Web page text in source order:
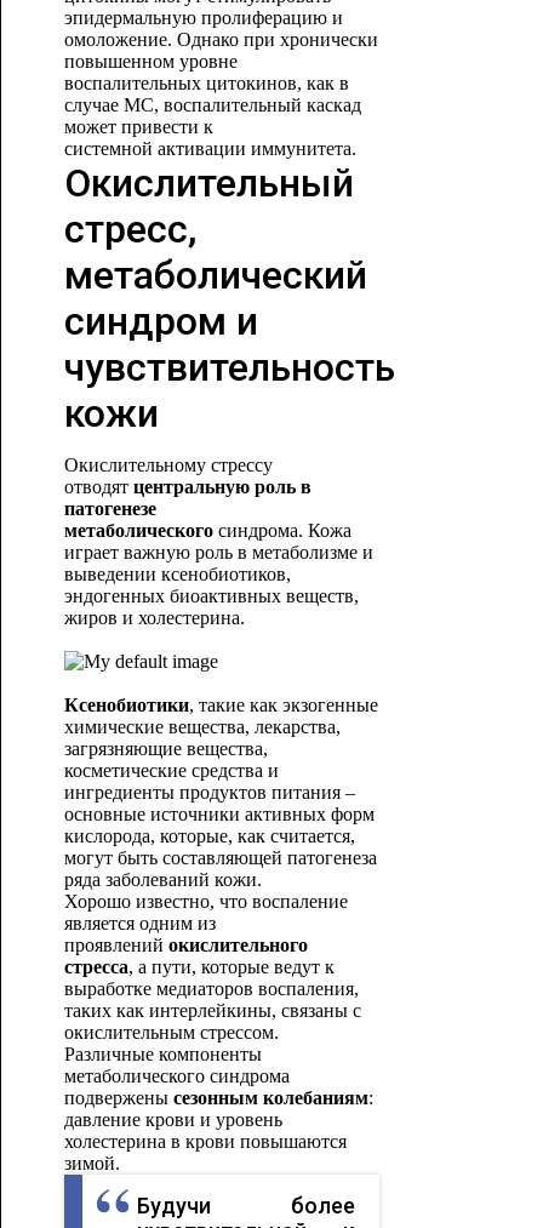
эпидермальную пролиферацию и
омоложение. Однако при хронически
повышенном уровне
воспалительных цитокинов, как в
случае МС, воспалительный каскад
может привести к
системной активации иммунитета.
Окислительный
стресс,
метаболический
синдром и
чувствительность
кожи
Окислительному стрессу
отводят центральную роль в
патогенезе
метаболическогосиндрома. Кожа
играет важную роль в метаболизме и
выведении ксенобиотиков,
эндогенных биоактивных веществ,
жиров и холестерина.
Ксенобиотики, такие как экзогенные
химические вещества, лекарства,
загрязняющие вещества,
косметические средства и
ингредиенты продуктов питания –
основные источники активных форм
кислорода, которые, как считается,
могут быть составляющей патогенеза
ряда заболеваний кожи.
Хорошо известно, что воспаление
является одним из
проявлений окислительного
стресса, а пути, которые ведут к
выработке медиаторов воспаления,
таких как интерлейкины, связаны с
окислительным стрессом.
Различные компоненты
метаболического синдрома
подвержены сезонным колебаниям:
давление крови и уровень
холестерина в крови повышаются
зимой.
Будучи более